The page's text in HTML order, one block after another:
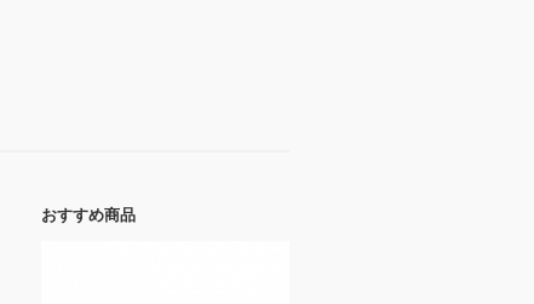
おすすめ商品